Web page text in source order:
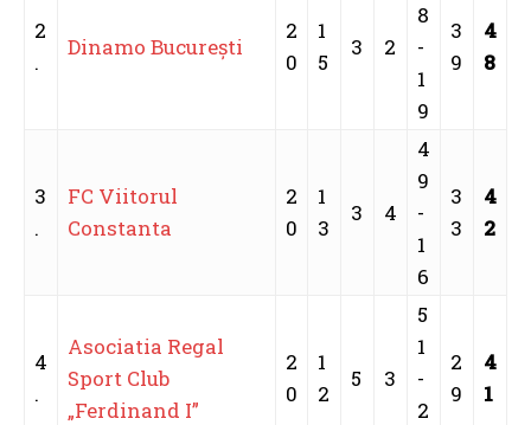
2
.
Dinamo Bucureşti
2
0
1
5
3 2
8
-
1
9
3
9
4
8
3
.
FC Viitorul
Constanta
2
0
1
3
3 4
4
9
-
1
6
3
3
4
2
4
.
Asociatia Regal
Sport Club
„Ferdinand I”
2
0
1
2
5 3
5
1
-
2
2
9
4
1